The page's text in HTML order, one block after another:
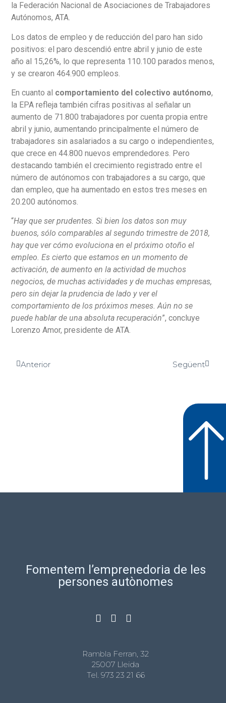
la Federación Nacional de Asociaciones de Trabajadores
Autónomos, ATA.
Los datos de empleo y de reducción del paro han sido
positivos: el paro descendió entre abril y junio de este
año al 15,26%, lo que representa 110.100 parados menos,
y se crearon 464.900 empleos.
En cuanto al comportamiento del colectivo autónomo,
la EPA refleja también cifras positivas al señalar un
aumento de 71.800 trabajadores por cuenta propia entre
abril y junio, aumentando principalmente el número de
trabajadores sin asalariados a su cargo o independientes,
que crece en 44.800 nuevos emprendedores. Pero
destacando también el crecimiento registrado entre el
número de autónomos con trabajadores a su cargo, que
dan empleo, que ha aumentado en estos tres meses en
20.200 autónomos.
“Hay que ser prudentes. Si bien los datos son muy
buenos, sólo comparables al segundo trimestre de 2018,
hay que ver cómo evoluciona en el próximo otoño el
empleo. Es cierto que estamos en un momento de
activación, de aumento en la actividad de muchos
negocios, de muchas actividades y de muchas empresas,
pero sin dejar la prudencia de lado y ver el
comportamiento de los próximos meses. Aún no se
puede hablar de una absoluta recuperación”, concluye
Lorenzo Amor, presidente de ATA.
Anterior Següent
Fomentem l’emprenedoria de les
persones autònomes
Rambla Ferran, 32
25007 Lleida
Tel. 973 23 21 66